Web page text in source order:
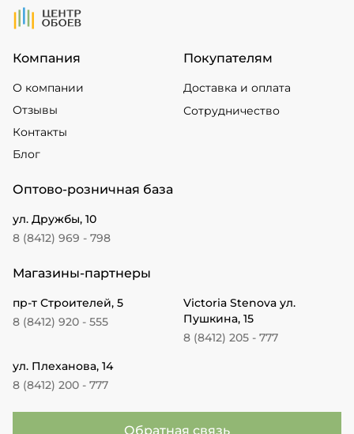
На Главную
Компания
О компании
Отзывы
Контакты
Блог
Покупателям
Доставка и оплата
Сотрудничество
Оптово-розничная база
ул. Дружбы, 10
8 (8412) 969 - 798
Магазины-партнеры
пр-т Строителей, 5
8 (8412) 920 - 555
Victoria Stenova ул.
Пушкина, 15
8 (8412) 205 - 777
ул. Плеханова, 14
8 (8412) 200 - 777
Обратная связь